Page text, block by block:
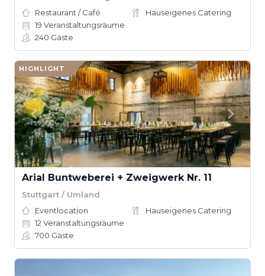
Restaurant / Café
Hauseigenes Catering
19 Veranstaltungsräume
240 Gäste
HIGHLIGHT
Arial Buntweberei + Zweigwerk Nr. 11
Stuttgart / Umland
Eventlocation
Hauseigenes Catering
12 Veranstaltungsräume
700 Gäste